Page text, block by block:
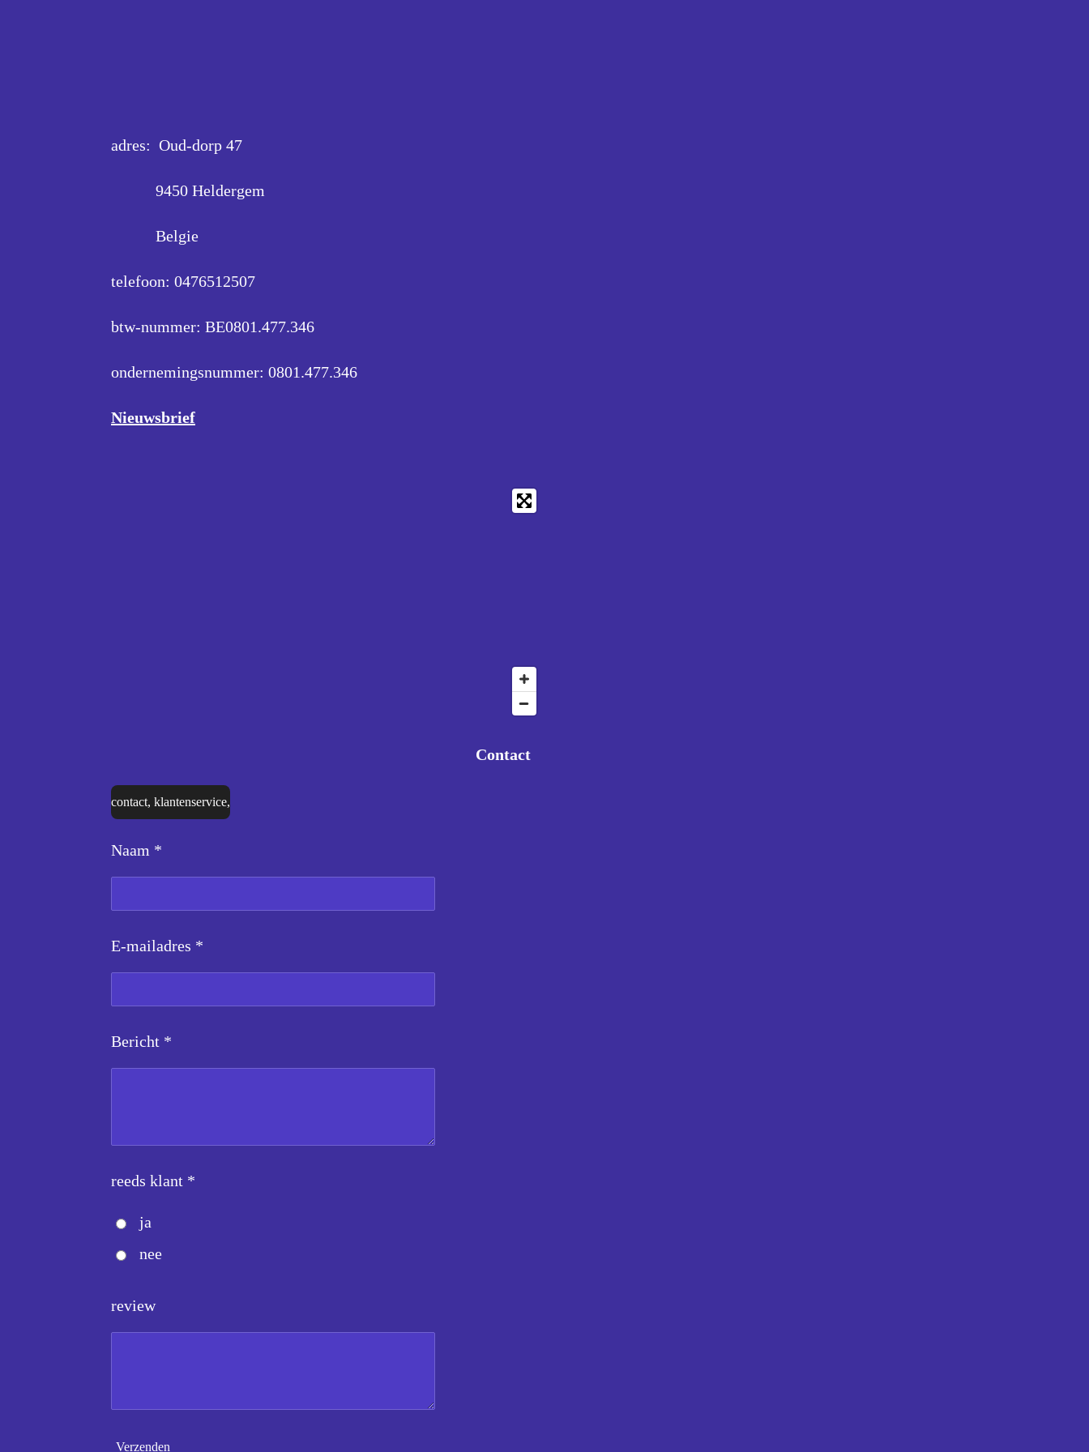
adres: Oud-dorp 47
9450 Heldergem
Belgie
telefoon: 0476512507
btw-nummer: BE0801.477.346
ondernemingsnummer: 0801.477.346
Nieuwsbrief
Contact
contact, klantenservice,
Naam *
E-mailadres *
Bericht *
reeds klant *
ja
nee
review
Verzenden